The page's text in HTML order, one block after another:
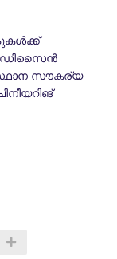
ഡിസൈൻ
സൗകര്യ